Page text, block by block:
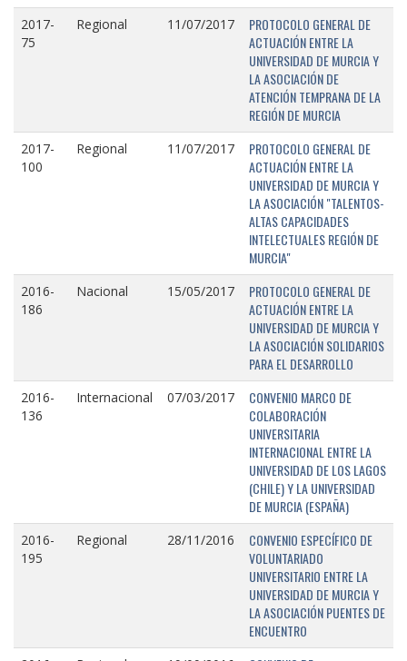
2017-
75
Regional 11/07/2017
PROTOCOLO GENERAL DE
ACTUACIÓN ENTRE LA
UNIVERSIDAD DE MURCIA Y
LA ASOCIACIÓN DE
ATENCIÓN TEMPRANA DE LA
REGIÓN DE MURCIA
2017-
100
Regional 11/07/2017
PROTOCOLO GENERAL DE
ACTUACIÓN ENTRE LA
UNIVERSIDAD DE MURCIA Y
LA ASOCIACIÓN "TALENTOS-
ALTAS CAPACIDADES
INTELECTUALES REGIÓN DE
MURCIA"
2016-
186
Nacional 15/05/2017
PROTOCOLO GENERAL DE
ACTUACIÓN ENTRE LA
UNIVERSIDAD DE MURCIA Y
LA ASOCIACIÓN SOLIDARIOS
PARA EL DESARROLLO
2016-
136
Internacional 07/03/2017
CONVENIO MARCO DE
COLABORACIÓN
UNIVERSITARIA
INTERNACIONAL ENTRE LA
UNIVERSIDAD DE LOS LAGOS
(CHILE) Y LA UNIVERSIDAD
DE MURCIA (ESPAÑA)
2016-
195
Regional 28/11/2016
CONVENIO ESPECÍFICO DE
VOLUNTARIADO
UNIVERSITARIO ENTRE LA
UNIVERSIDAD DE MURCIA Y
LA ASOCIACIÓN PUENTES DE
ENCUENTRO